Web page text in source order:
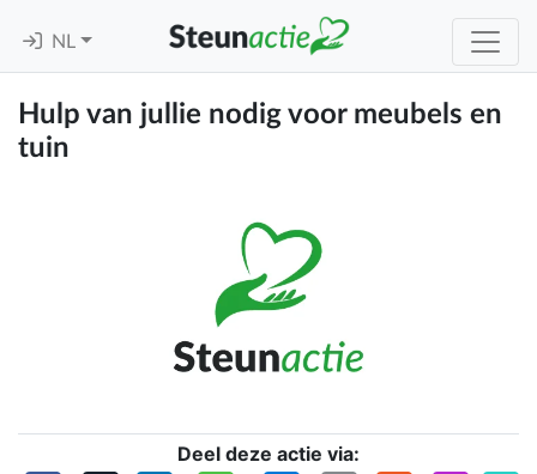
NL
Hulp van jullie nodig voor meubels en
tuin
Deel deze actie via: